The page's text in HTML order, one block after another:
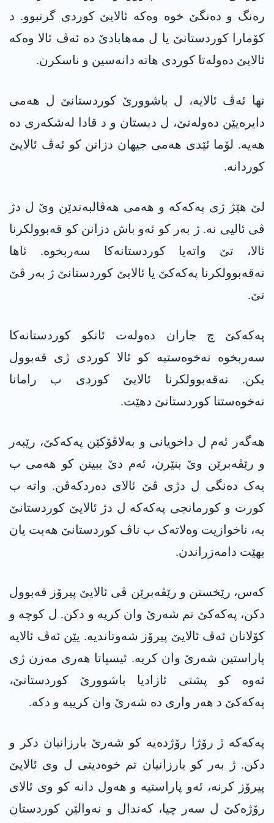
رەنگ و دەنگێ خوە وەکە ئالایێ کوردی گرتبوو. د
کۆمارا کوردستانێ یا ل مەھابادێ دە ئەڤ ئالا وەکە
ئالایێ دەولەتا کوردی ھاتە دانەسین و ناسکرن.
نھا ئەڤ ئالایە، ل باشوورێ کوردستانێ ل ھەمی
دایرەیێن دەولەتێ، ل دبستان و د قادا لەشکەری دە
ھەیە. لۆما ئێدی ھەمی جیھان دزانن کو ئەڤ ئالایێ
کوردانە.
لێ ھێژ ژی پەکەکە و ھەمی ھەڤالبەندێن وێ ل دژ
ڤی ئالیی نە. ژ بەر کو ئەو باش دزانن کو قەبوولکرنا
ئالا، تێ واتەیا کوردستانەکا سەربخوە. ئاھا
نەقەبوولکرنا پەکەکێ یا ئالایێ کوردستانێ ژ بەر ڤێ
تێ.
پەکەکێ چ جاران دەولەت ئانکو کوردستانەکا
سەربخوە نەخوەستیە کو ئالا کوردی ژی قەبوول
بکن. نەقەبوولکرنا ئالایێ کوردی ب رامانا
نەخوەستنا کوردستانێ دهێت.
ھەگەر ئەم ل داخویانی و بەلاڤۆکێن پەکەکێ، رێبەر
و رێڤەبرێن وێ بنێرن، ئەم دێ ببینن کو ھەمی ب
یەک دەنگی ل دژی ڤێ ئالای دەردکەڤن. واتە ب
کورت و کورمانجی پەکەکە ل دژ ئالایێ کوردستانێ
یە، ناخوازیت وەلاتەک ب ناڤ کوردستانێ ھەبت یان
بهێت دامەزراندن.
کەس، رێخستن و رێڤەبرێن ڤی ئالایێ پیرۆز قەبوول
دکن، پەکەکێ تم شەرێ وان کریە و دکن. ل کوچە و
کۆلانان ئەڤ ئالایێ پیرۆز شەوتاندیە. یێن ئەڤ ئالایە
پاراستین شەرێ وان کریە. ئیسپاتا ھەری مەزن ژی
ئەوە کو پشتی ئازادیا باشوورێ کوردستانێ،
پەکەکێ د ھەر واری دە شەرێ وان کرییە و دکە.
پەکەکە ژ رۆژا رۆژدەیە کو شەرێ بارزانیان دکر و
دکن. ژ بەر کو بارزانیان تم خوەدیتی ل وی ئالایێ
پیرۆز کرنە، ئەو پاراستیە و ھەول دانە کو وی ئالای
رۆژەکێ ل سەر چیا، کەندال و نەوالێن کوردستان